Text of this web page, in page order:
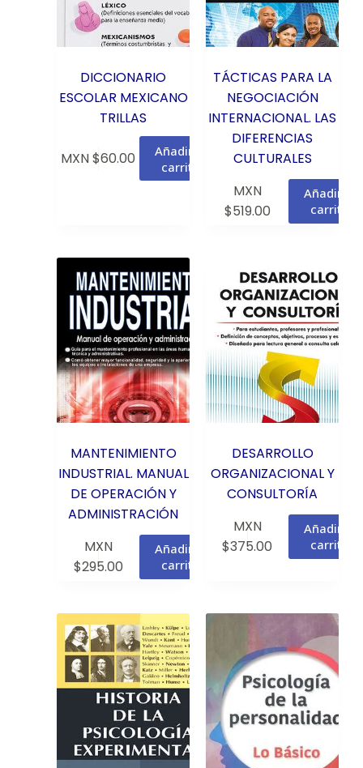
DICCIONARIO
ESCOLAR MEXICANO
TRILLAS
MXN $60.00
Añadir al
carrito
TÁCTICAS PARA LA
NEGOCIACIÓN
INTERNACIONAL. LAS
DIFERENCIAS
CULTURALES
MXN
$519.00
Añadir al
carrito
MANTENIMIENTO
INDUSTRIAL. MANUAL
DE OPERACIÓN Y
ADMINISTRACIÓN
MXN
$295.00
Añadir al
carrito
DESARROLLO
ORGANIZACIONAL Y
CONSULTORÍA
MXN
$375.00
Añadir al
carrito